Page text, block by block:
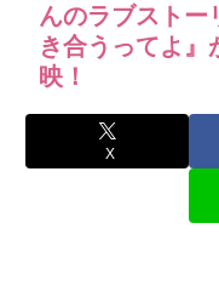
んのラブストー
き合うってよ』
映！
X